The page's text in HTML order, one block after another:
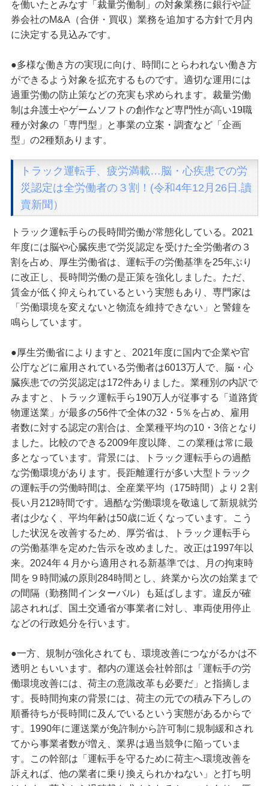
を働いたとみなす「裁量労働制」の対象業務に銀行や証
券会社のM&A（合併・買収）業務を追加する方針で月内
に決定する見込みです。
●多様な働き方の実現に向け、時間にとらわれない働き方
ができるよう対象を拡充するものです。適切な運用には
過重労働の防止策などの充実も求められます。裁量労働
制は弁護士やゲームソフトの創作など専門性が高い19職
種が対象の「専門型」と事業の立案・調査など「企画
型」の2種類あります。
トラック運転手、疲労満載…脳・心疾患での労
災認定は全労働者の３割！(令和4年12月26日.讀
賣新聞）
トラック運転手らの長時間労働が常態化している。2021
年度には脳や心臓疾患で労災認定を受けた全労働者の３
割を占め、厚生労働省は、運転手の労働基準を25年ぶり
に改正し、長時間労働の是正策を強化しました。ただ、
賃金が低く抑えられているという実態もあり、専門家は
「労働環境を変えないと物流を維持できない」と警鐘を
鳴らしています。
●厚生労働省によりますと、2021年度に国内で企業や官
公庁などに雇用されている労働者は6013万人で、脳・心
臓疾患での労災認定は172件ありました。業種別の内訳で
みますと、トラック運転手ら190万人が従事する「道路貨
物運送業」が最多の56件で全体の32・5％を占め、雇用
者数に対する認定の割合は、全業種平均の10・3倍となり
ました。比較のできる2009年度以降、この業種は常に最
多となっています。背景には、トラック運転手らの過酷
な労働環境があります。長距離運行が多い大型トラック
の運転手の労働時間は、全産業平均（175時間）より２割
長い月212時間です。過酷な労働環境を敬遠して新規就労
者は少なく、平均年齢は50歳に近くなっています。こう
した状況を改善するため、厚労省は、トラック運転手ら
の労働基準を定めた告示を改めました。改正は1997年以
来。2024年４月から適用される新基準では、月の拘束時
間を９時間減の原則284時間とし、終業から次の始業まで
の間隔（勤務間インターバル）も延ばします。違反が確
認されれば、国土交通省が事業者に対し、車両使用停止
などの行政処分を行います。
●一方、規制が強化されても、環境改善につながるかは不
透明ともいいます。都内の運送会社幹部は「運転手の労
働環境改善には、荷主の意識改革も必要だ」と指摘しま
す。長時間拘束の背景には、荷主の元での積み下ろしの
順番待ちが長時間に及んでいるという実態があるからで
す。1990年に運送業が免許制から許可制に規制緩和され
てから事業者数が増え、業界は過当競争に陥っていま
す。この幹部は「運転手を守るために荷主へ環境改善を
訴えれば、他の業者に乗り換えられかねない」と打ち明